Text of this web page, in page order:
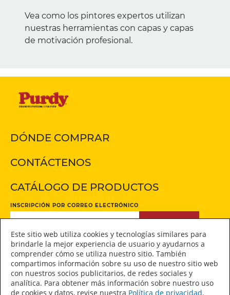
Vea como los pintores expertos utilizan
nuestras herramientas con capas y capas
de motivación profesional.
DÓNDE COMPRAR
CONTÁCTENOS
CATÁLOGO DE PRODUCTOS
INSCRIPCIÓN POR CORREO ELECTRÓNICO
Manténgase conectado
Este sitio web utiliza cookies y tecnologías similares para
brindarle la mejor experiencia de usuario y ayudarnos a
comprender cómo se utiliza nuestro sitio. También
compartimos información sobre su uso de nuestro sitio web
con nuestros socios publicitarios, de redes sociales y
analítica. Para obtener más información sobre nuestro uso
de cookies y datos, revise nuestra Política de privacidad.